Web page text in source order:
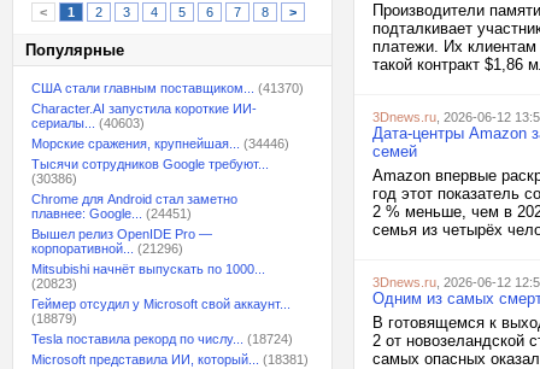
< 1 2 3 4 5 6 7 8 >
Популярные
США стали главным поставщиком...
(41370)
Character.AI запустила короткие ИИ-
сериалы...
(40603)
Морские сражения, крупнейшая...
(34446)
Тысячи сотрудников Google требуют...
(30386)
Chrome для Android стал заметно
плавнее: Google...
(24451)
Вышел релиз OpenIDE Pro —
корпоративной...
(21296)
Mitsubishi начнёт выпускать по 1000...
(20823)
Геймер отсудил у Microsoft свой аккаунт...
(18879)
Tesla поставила рекорд по числу...
(18724)
Microsoft представила ИИ, который...
(18381)
Производители
подталкивает
платежи. Их
такой контракт $1,86
3Dnews.ru , 2026-06-12
Дата-центры Amazon
семей
Amazon впервые
год этот показатель
2 % меньше, чем в
семья из четырёх
3Dnews.ru , 2026-06-12
Одним из самых
В готовящемся к
2 от новозеландской
самых опасных